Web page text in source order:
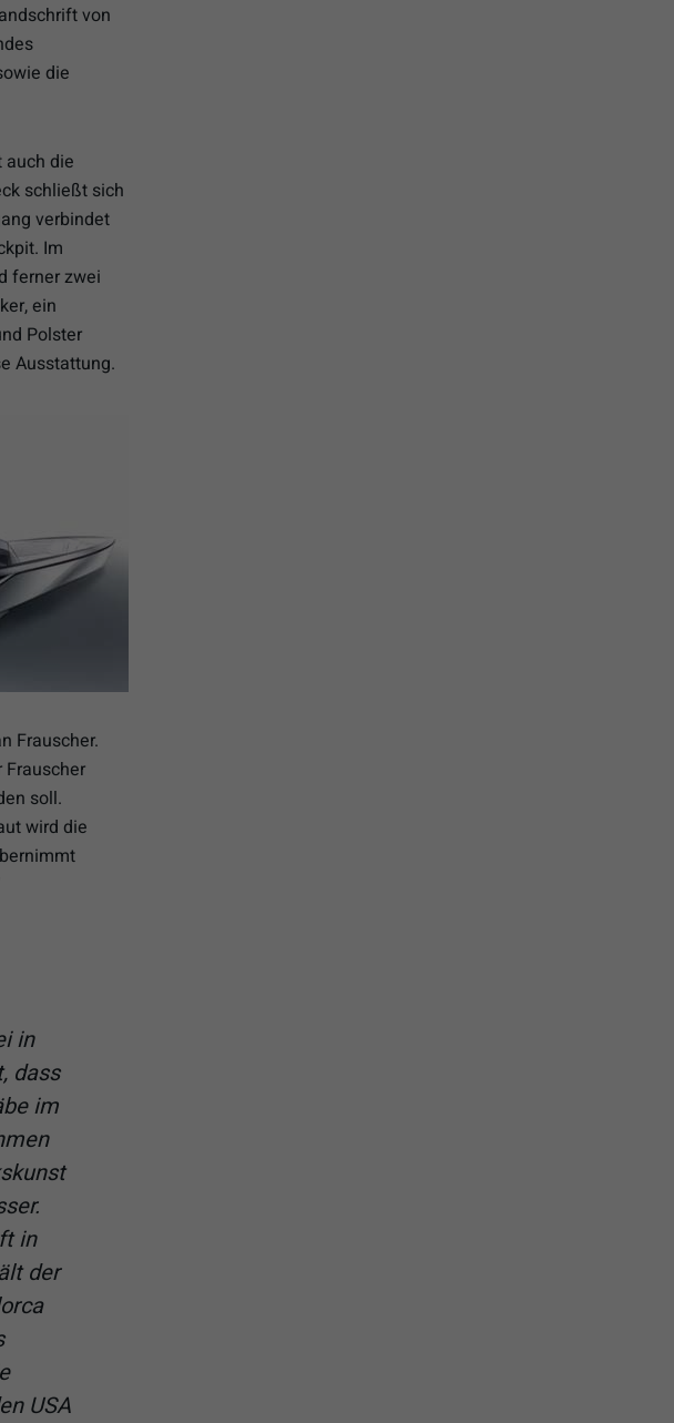
von
die
auch die
schließt sich
verbindet
Im
ferner zwei
ein
Polster
Ausstattung.
Frauscher.
soll.
wird die
in
dass
im
in
der
USA